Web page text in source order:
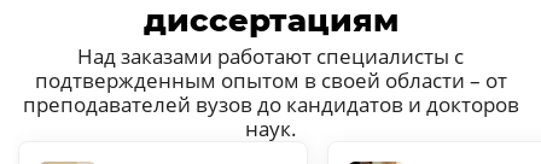
диссертациям
Над заказами работают специалисты с
подтвержденным опытом в своей области – от
преподавателей вузов до кандидатов и докторов
наук.